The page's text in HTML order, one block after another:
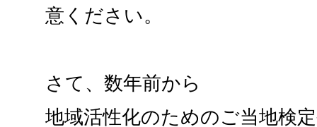
意ください。
さて、数年前から
地域活性化のためのご当地検